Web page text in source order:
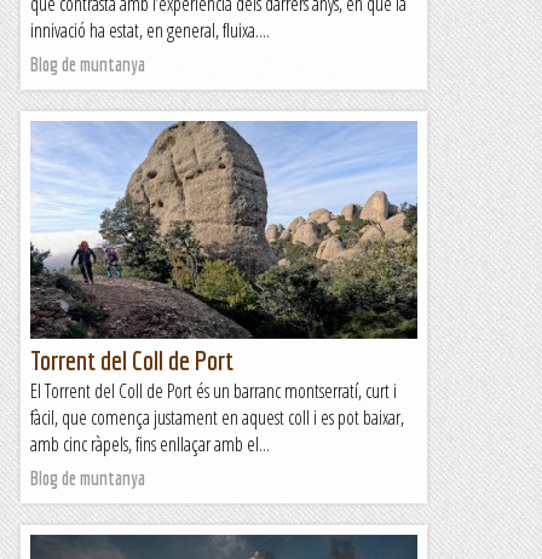
innivació ha estat, en general, fluixa....
Blog de muntanya
Torrent del Coll de Port
El Torrent del Coll de Port és un barranc montserratí, curt i
fàcil, que comença justament en aquest coll i es pot baixar,
amb cinc ràpels, fins enllaçar amb el...
Blog de muntanya